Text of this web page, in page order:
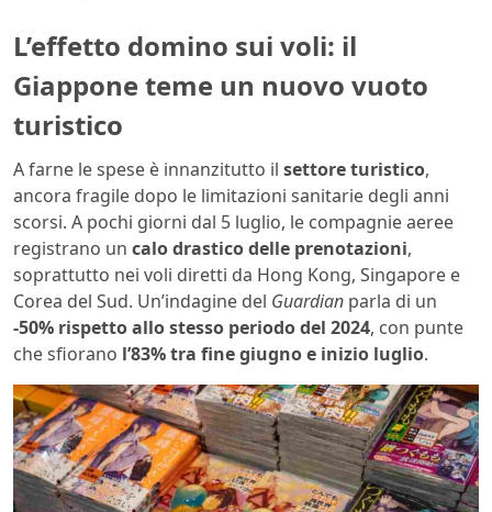
L’effetto domino sui voli: il
Giappone teme un nuovo vuoto
turistico
A farne le spese è innanzitutto il settore turistico,
ancora fragile dopo le limitazioni sanitarie degli anni
scorsi. A pochi giorni dal 5 luglio, le compagnie aeree
registrano un calo drastico delle prenotazioni,
soprattutto nei voli diretti da Hong Kong, Singapore e
Corea del Sud. Un’indagine del Guardian parla di un
-50% rispetto allo stesso periodo del 2024, con punte
che sfiorano l’83% tra fine giugno e inizio luglio.